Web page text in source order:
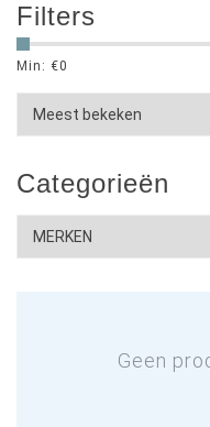
Filters
Min: €0
Categorieën
Geen